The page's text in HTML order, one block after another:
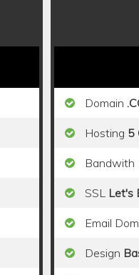
Domain
Hosting 5
Bandwith
SSL Let's
Email
Design